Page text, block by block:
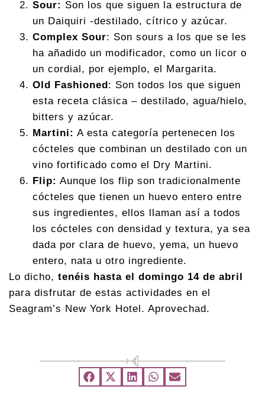
Sour: Son los que siguen la estructura de
un Daiquiri -destilado, cítrico y azúcar.
Complex Sour: Son sours a los que se les
ha añadido un modificador, como un licor o
un cordial, por ejemplo, el Margarita.
Old Fashioned : Son todos los que siguen
esta receta clásica – destilado, agua/hielo,
bitters y azúcar.
Martini: A esta categoría pertenecen los
cócteles que combinan un destilado con un
vino fortificado como el Dry Martini.
Flip: Aunque los flip son tradicionalmente
cócteles que tienen un huevo entero entre
sus ingredientes, ellos llaman así a todos
los cócteles con densidad y textura, ya sea
dada por clara de huevo, yema, un huevo
entero, nata u otro ingrediente.
Lo dicho, tenéis hasta el domingo 14 de abril
para disfrutar de estas actividades en el
Seagram’s New York Hotel. Aprovechad.